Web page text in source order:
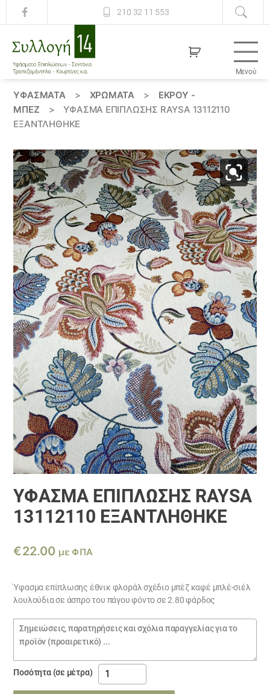
210 32 11 553
14
Μενού
ΥΦΆΣΜΑΤΑ > ΧΡΏΜΑΤΑ >
ΕΚΡΟΥ -
ΜΠΕΖ
>
ΎΦΑΣΜΑ ΕΠΊΠΛΩΣΗΣ RAYSA 13112110
ΕΞΑΝΤΛΗΘΗΚΕ
ΎΦΑΣΜΑ ΕΠΊΠΛΩΣΗΣ RAYSA
13112110 ΕΞΑΝΤΛΗΘΗΚΕ
€22.00 με ΦΠΑ
Ύφασμα επίπλωσης έθνικ φλοράλ σχέδιο μπέζ καφέ μπλέ-σιέλ
λουλούδια σε άσπρο του πάγου φόντο σε 2.80 φάρδος
Σημειώσεις
παραγγελίας
Ποσότητα (σε μέτρα)
Ύφασμα
επίπλωσης